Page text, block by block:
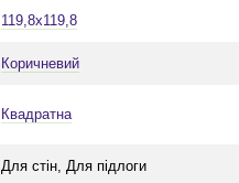
119,8x119,8
Коричневий
Квадратна
Для стін, Для підлоги